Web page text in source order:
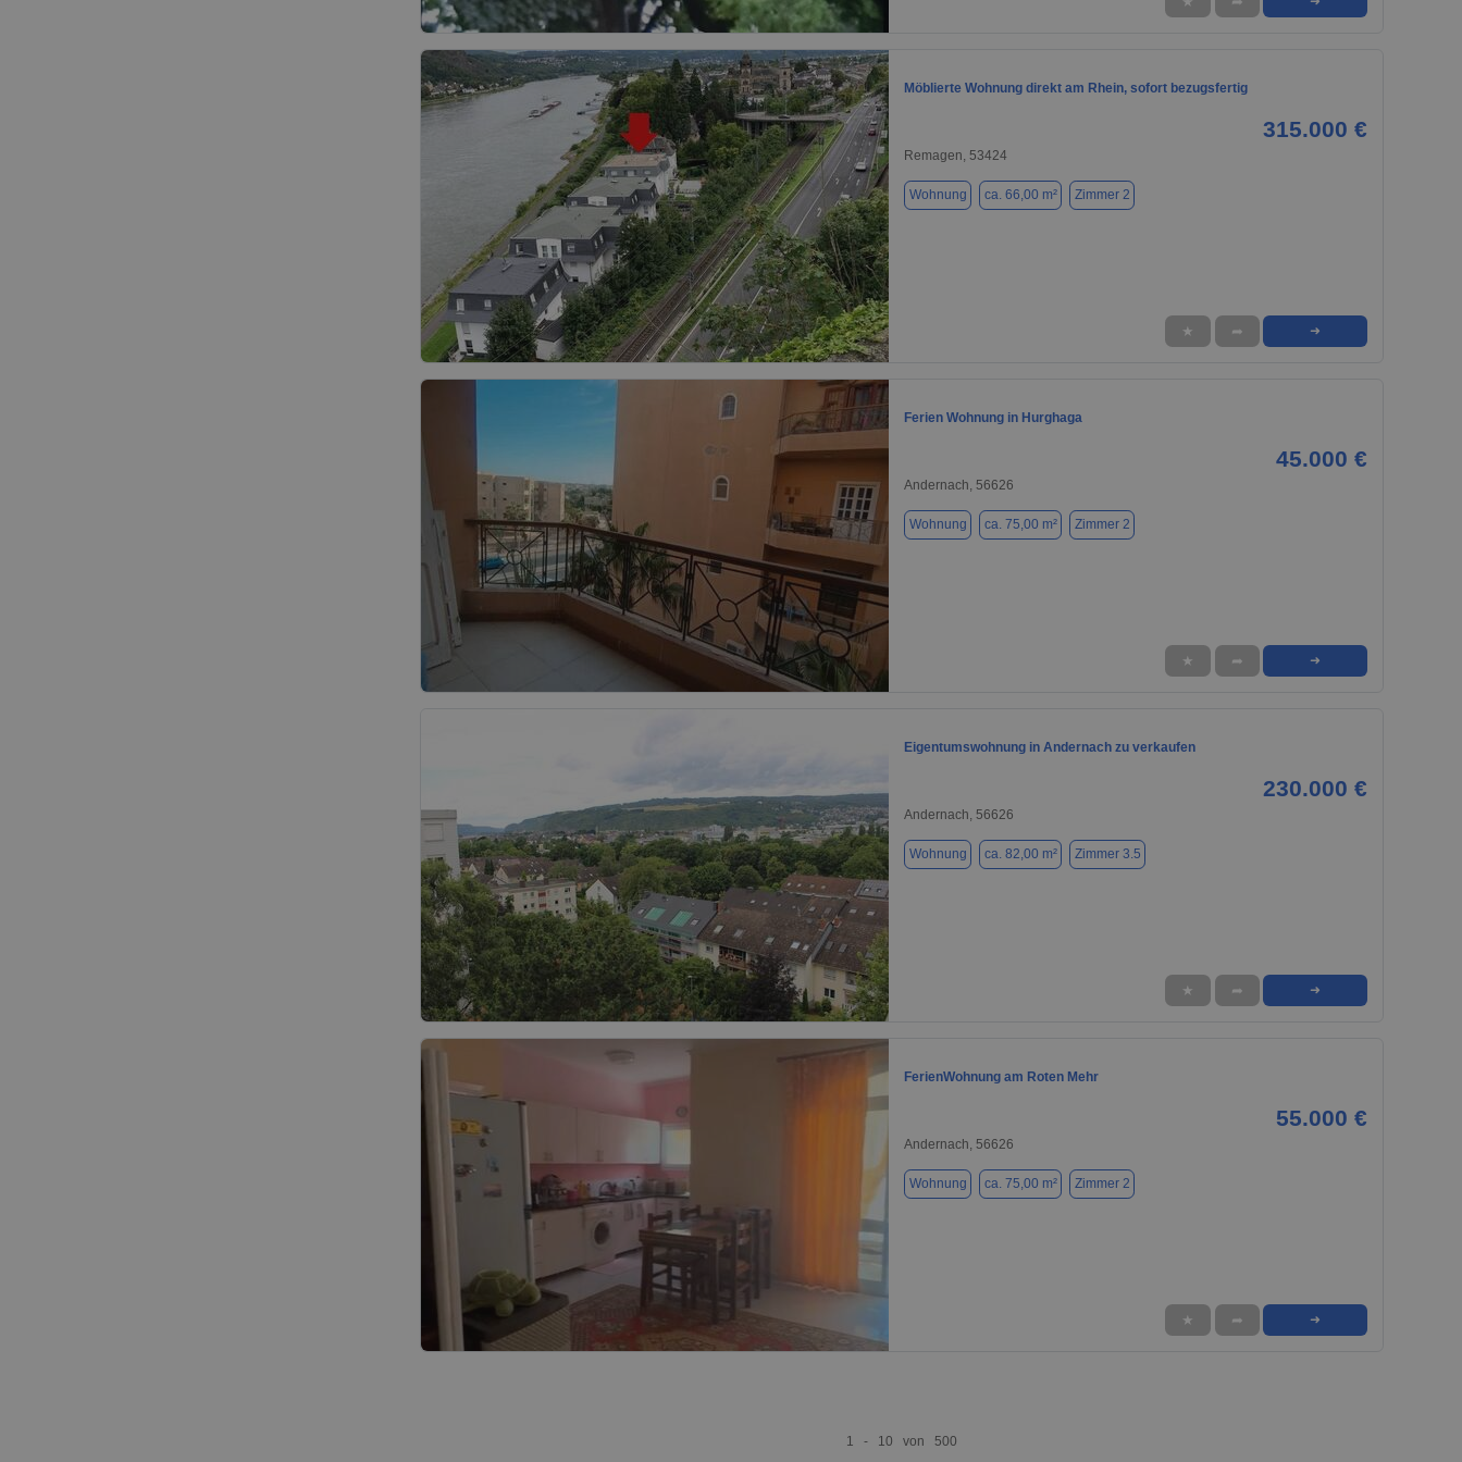
1 / 1
1 / 11
Möblierte Wohnung direkt am Rhein, sofort bezugsfertig
315.000 €
Remagen, 53424
Wohnung ca. 66,00 m² Zimmer 2
★ ➦ ➜
1 / 8
Ferien Wohnung in Hurghaga
45.000 €
Andernach, 56626
Wohnung ca. 75,00 m² Zimmer 2
★ ➦ ➜
1 / 9
Eigentumswohnung in Andernach zu verkaufen
230.000 €
Andernach, 56626
Wohnung ca. 82,00 m² Zimmer 3.5
★ ➦ ➜
1 / 4
FerienWohnung am Roten Mehr
55.000 €
Andernach, 56626
Wohnung ca. 75,00 m² Zimmer 2
★ ➦ ➜
1 - 10 von 500